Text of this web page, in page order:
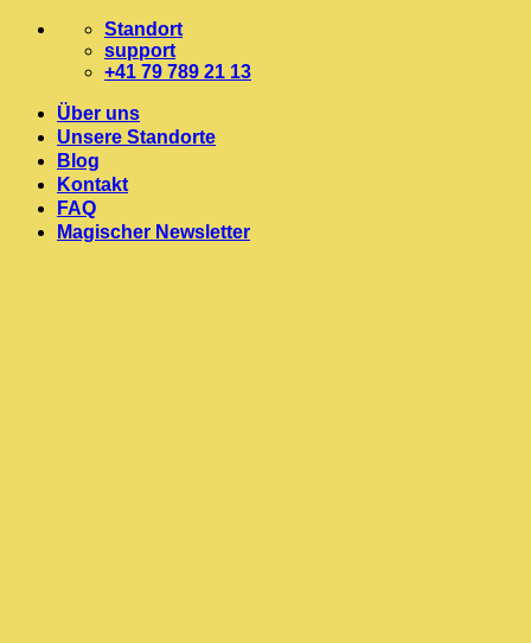
Zum
Standort
support
+41 79 789 21 13
Über uns
Unsere Standorte
Blog
Kontakt
FAQ
Magischer Newsletter